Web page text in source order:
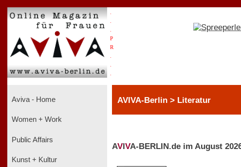
P
R
Aviva - Home
Women + Work
Public Affairs
Kunst + Kultur
AVIVA-Berlin > Literatur
AV VA-BERLIN.de im August